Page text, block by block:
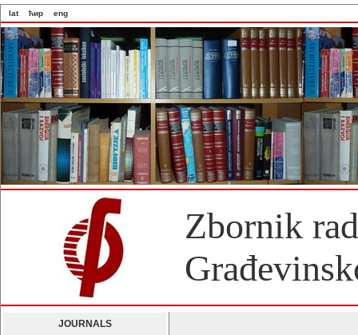
lat ћир eng
Zbornik
JOURNALS